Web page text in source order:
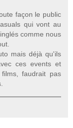
façon le public
qui vont au
comme nous
mais déjà qu'ils
ces events et
faudrait pas